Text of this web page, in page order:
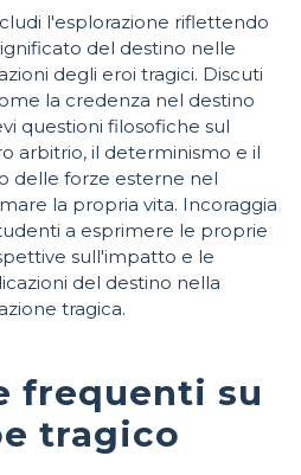
l'esplorazione riflettendo
del destino nelle
degli eroi tragici. Discuti
la credenza nel destino
questioni filosofiche sul
arbitrio, il determinismo e il
delle forze esterne nel
la propria vita. Incoraggia
a esprimere le proprie
sull'impatto e le
del destino nella
tragica.
frequenti su
tragico